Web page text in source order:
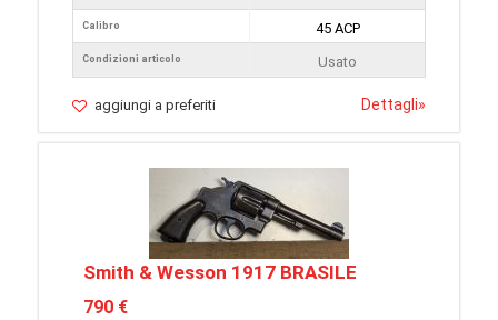
Calibro
Condizioni articolo
45 ACP
Usato
aggiungi a preferiti Dettagli»
Smith & Wesson 1917 BRASILE
790 €